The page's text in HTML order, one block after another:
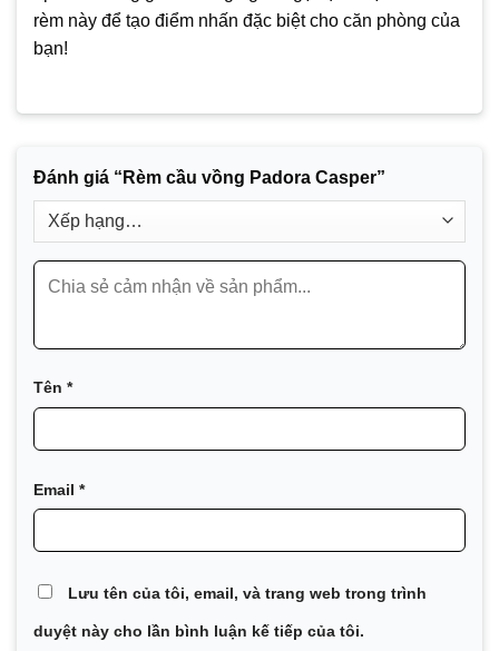
rèm này để tạo điểm nhấn đặc biệt cho căn phòng của
bạn!
Đánh giá “Rèm cầu vồng Padora Casper”
Tên *
Email *
Lưu tên của tôi, email, và trang web trong trình
duyệt này cho lần bình luận kế tiếp của tôi.